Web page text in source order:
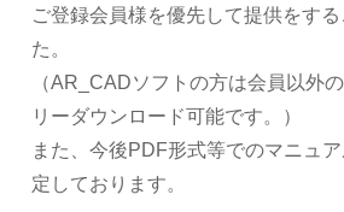
ご登録会員様を優先して提供をす
た。
（AR_CADソフトの方は会員以外
リーダウンロード可能です。）
また、今後PDF形式等でのマニュ
定しております。